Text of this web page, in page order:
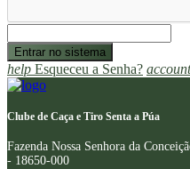
help Esqueceu a Senha?
Clube de Caça e Tiro Senta a Púa
Fazenda Nossa Senhora da
- 18650-000